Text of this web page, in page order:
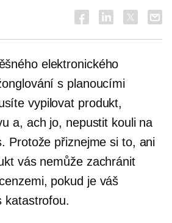
elektronického
s planoucími
vypilovat produkt,
a, ach jo, nepustit kouli na
Protože přiznejme si to, ani
vás nemůže zachránit
pokud je váš
katastrofou.